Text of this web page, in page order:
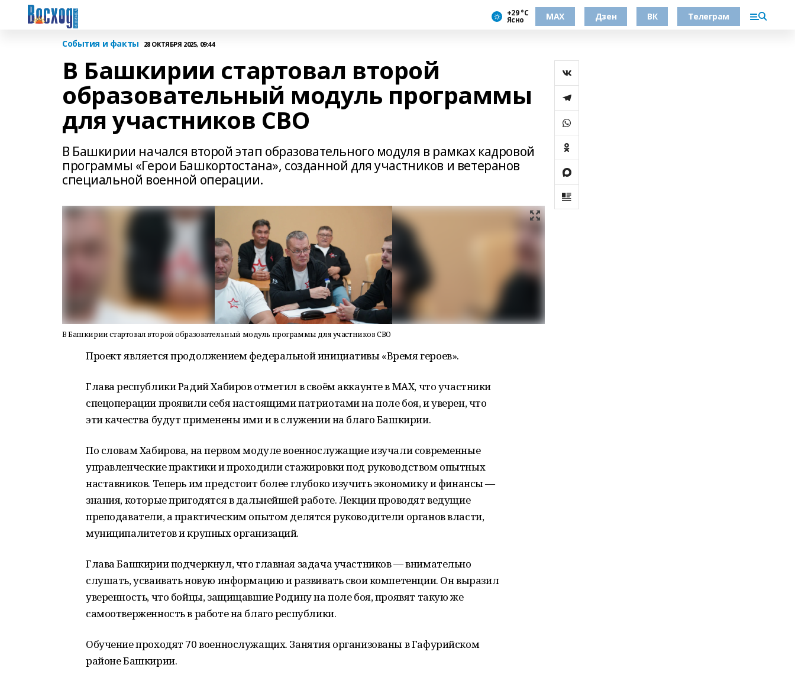
+29 °С
Ясно МАХ Дзен ВК Телеграм
События и факты 28 ОКТЯБРЯ 2025, 09:44
В Башкирии стартовал второй
образовательный модуль программы
для участников СВО
В Башкирии начался второй этап образовательного модуля в рамках кадровой
программы «Герои Башкортостана», созданной для участников и ветеранов
специальной военной операции.
В Башкирии стартовал второй образовательный модуль программы для участников СВО
Проект является продолжением федеральной инициативы «Время героев».
Глава республики Радий Хабиров отметил в своём аккаунте в МАХ, что участники
спецоперации проявили себя настоящими патриотами на поле боя, и уверен, что
эти качества будут применены ими и в служении на благо Башкирии.
По словам Хабирова, на первом модуле военнослужащие изучали современные
управленческие практики и проходили стажировки под руководством опытных
наставников. Теперь им предстоит более глубоко изучить экономику и финансы —
знания, которые пригодятся в дальнейшей работе. Лекции проводят ведущие
преподаватели, а практическим опытом делятся руководители органов власти,
муниципалитетов и крупных организаций.
Глава Башкирии подчеркнул, что главная задача участников — внимательно
слушать, усваивать новую информацию и развивать свои компетенции. Он выразил
уверенность, что бойцы, защищавшие Родину на поле боя, проявят такую же
самоотверженность в работе на благо республики.
Обучение проходят 70 военнослужащих. Занятия организованы в Гафурийском
районе Башкирии.